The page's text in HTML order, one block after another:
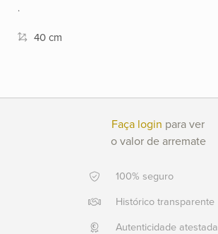
+55
2553
0791
.
40 cm
Faça login para ver
o valor de arremate
100% seguro
Histórico transparente
Autenticidade atestada